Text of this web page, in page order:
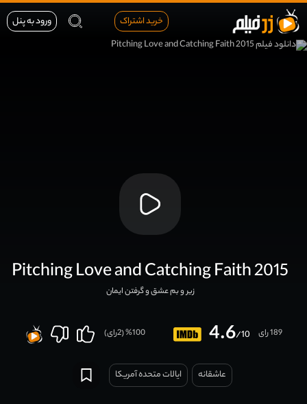
خرید اشتراک ورود به پنل
Pitching Love and Catching Faith 2015
زیر و بم عشق و گرفتن ایمان
4.6/10 189 رای 100
% (
2رای)
عاشقانه ایالات متحده آمریکا